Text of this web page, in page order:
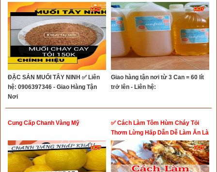
ĐẶC SẢN MUỐI TÂY NINH ✅ Liên
hệ: 0906397346 - Giao Hàng Tận
Nơi
Giao hàng tận nơi từ 3 Can = 60 lít
trở lên - Liên hệ:
Cung Cấp Chanh Vàng Mỹ
✅ Cách Làm Tôm Hùm Cháy Tỏi
Thơm Lừng Hấp Dẫn Dễ Làm Ăn Là
Ghiền ✅